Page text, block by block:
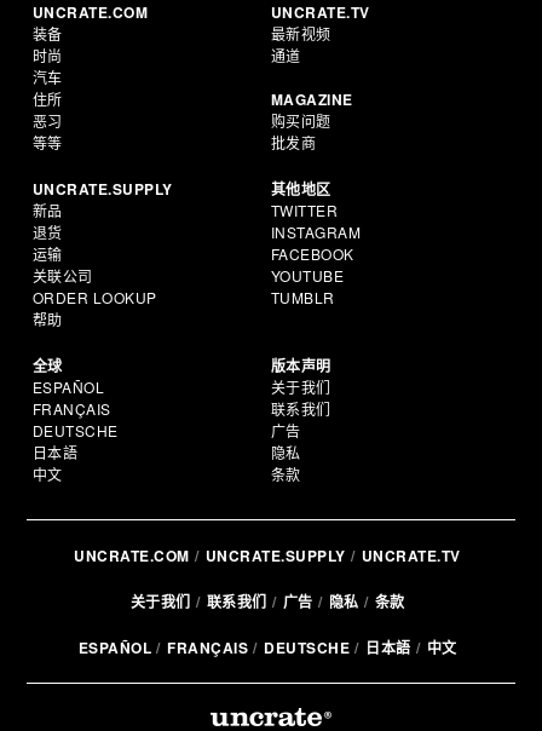
UNCRATE.COM
装备
时尚
汽车
住所
恶习
等等
UNCRATE.TV
最新视频
通道
MAGAZINE
购买问题
批发商
UNCRATE.SUPPLY
新品
退货
运输
关联公司
ORDER LOOKUP
帮助
其他地区
TWITTER
INSTAGRAM
FACEBOOK
YOUTUBE
TUMBLR
全球
ESPAÑOL
FRANÇAIS
DEUTSCHE
日本語
中文
版本声明
关于我们
联系我们
广告
隐私
条款
UNCRATE.COM UNCRATE.SUPPLY UNCRATE.TV
关于我们 联系我们 广告 隐私 条款
ESPAÑOL FRANÇAIS DEUTSCHE 日本語 中文